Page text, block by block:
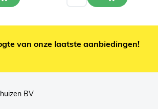
van onze laatste aanbiedingen!
BV